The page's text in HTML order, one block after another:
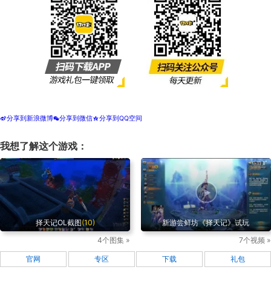
t分享到新浪微博w分享到微信z分享到QQ空间
我想了解这个游戏：
择天记OL截图(10)
4个图集 »
新游尝鲜坊《择天记》试玩
7个视频 »
官网 专区 下载 礼包